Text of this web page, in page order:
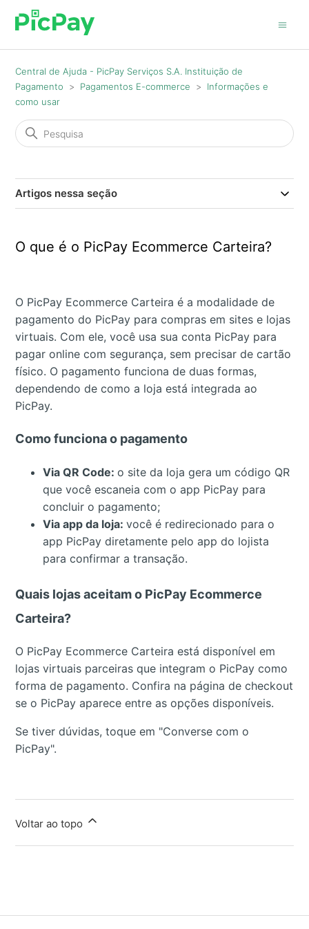
Central de Ajuda - PicPay Serviços S.A. Instituição de
Pagamento
Pagamentos E-commerce
Informações e
como usar
Artigos nessa seção
O que é o PicPay Ecommerce Carteira?
O PicPay Ecommerce Carteira é a modalidade de
pagamento do PicPay para compras em sites e lojas
virtuais. Com ele, você usa sua conta PicPay para
pagar online com segurança, sem precisar de cartão
físico. O pagamento funciona de duas formas,
dependendo de como a loja está integrada ao
PicPay.
Como funciona o pagamento
Via QR Code:o site da loja gera um código QR
que você escaneia com o app PicPay para
concluir o pagamento;
Via app da loja:você é redirecionado para o
app PicPay diretamente pelo app do lojista
para confirmar a transação.
Quais lojas aceitam o PicPay Ecommerce
Carteira?
O PicPay Ecommerce Carteira está disponível em
lojas virtuais parceiras que integram o PicPay como
forma de pagamento. Confira na página de checkout
se o PicPay aparece entre as opções disponíveis.
Se tiver dúvidas, toque em "Converse com o
PicPay".
Voltar ao topo